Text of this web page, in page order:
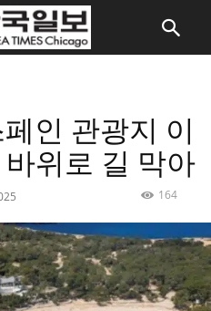
인 관광지 이
위로 길 막아
164